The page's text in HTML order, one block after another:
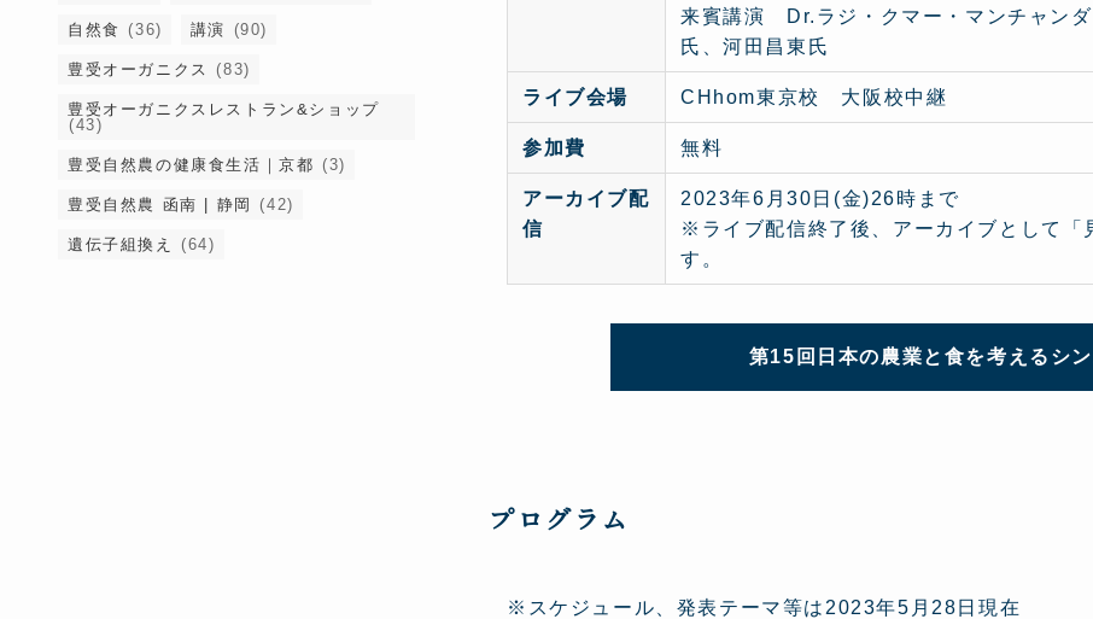
来賓講演 Dr.ラジ・クマー・マンチャン
氏、河田昌東氏
ライブ会場 CHhom東京校 大阪校中継
参加費 無料
アーカイブ配
信
2023年6月30日(金)26時まで
※ライブ配信終了後、アーカイブとして「
す。
第15回日本の農業と食を考えるシ
プログラム
※スケジュール、発表テーマ等は2023年5月28日現在
自然食 (36) 講演 (90)
豊受オーガニクス (83)
豊受オーガニクスレストラン&ショップ
(43)
豊受自然農の健康食生活｜京都 (3)
豊受自然農 函南 | 静岡 (42)
遺伝子組換え (64)